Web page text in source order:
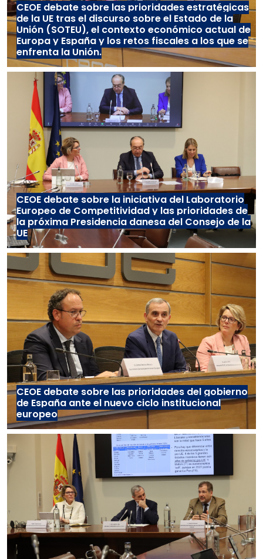
CEOE debate sobre las prioridades estratégicas
de la UE tras el discurso sobre el Estado de la
Unión (SOTEU), el contexto económico actual de
Europa y España y los retos fiscales a los que se
enfrenta la Unión.
CEOE debate sobre la iniciativa del Laboratorio
Europeo de Competitividad y las prioridades de
la próxima Presidencia danesa del Consejo de la
UE
CEOE debate sobre las prioridades del gobierno
de España ante el nuevo ciclo institucional
europeo